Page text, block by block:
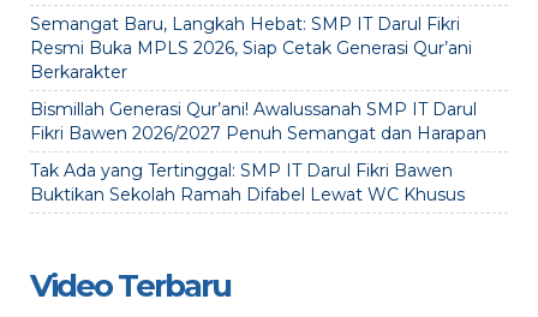
Semangat Baru, Langkah Hebat: SMP IT Darul Fikri
Resmi Buka MPLS 2026, Siap Cetak Generasi Qur’ani
Berkarakter
Bismillah Generasi Qur’ani! Awalussanah SMP IT Darul
Fikri Bawen 2026/2027 Penuh Semangat dan Harapan
Tak Ada yang Tertinggal: SMP IT Darul Fikri Bawen
Buktikan Sekolah Ramah Difabel Lewat WC Khusus
Video Terbaru